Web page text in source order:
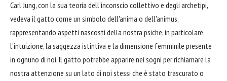
Carl Jung, con la sua teoria dell'inconscio collettivo e degli archetipi,
vedeva il gatto come un simbolo dell'anima o dell'animus,
rappresentando aspetti nascosti della nostra psiche, in particolare
l'intuizione, la saggezza istintiva e la dimensione femminile presente
in ognuno di noi. Il gatto potrebbe apparire nei sogni per richiamare la
nostra attenzione su un lato di noi stessi che è stato trascurato o